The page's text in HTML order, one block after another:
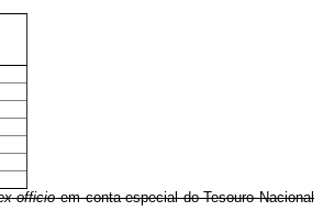
officioem conta especial do Tesouro Nacional